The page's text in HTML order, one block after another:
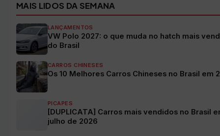
MAIS LIDOS DA SEMANA
LANÇAMENTOS
VW Polo 2027: o que muda no hatch mais
do Brasil
CARROS CHINESES
Os 10 Melhores Carros Chineses no Brasil em
PICAPES
[DUPLICATA] Carros mais vendidos no Brasil
julho de 2026